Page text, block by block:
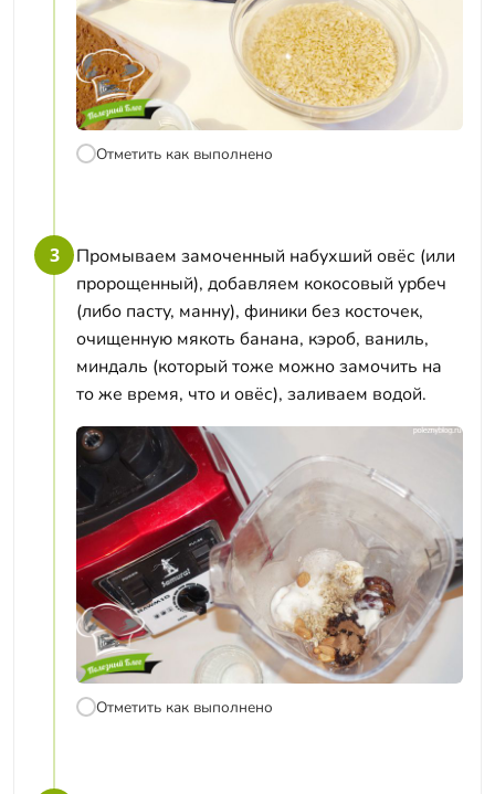
Отметить как выполнено
3
Промываем замоченный набухший овёс (или
пророщенный), добавляем кокосовый урбеч
(либо пасту, манну), финики без косточек,
очищенную мякоть банана, кэроб, ваниль,
миндаль (который тоже можно замочить на
то же время, что и овёс), заливаем водой.
Отметить как выполнено